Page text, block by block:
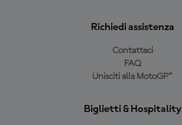
Richiedi assistenza
Contattaci
FAQ
Unisciti alla MotoGP™
Biglietti & Hospitality